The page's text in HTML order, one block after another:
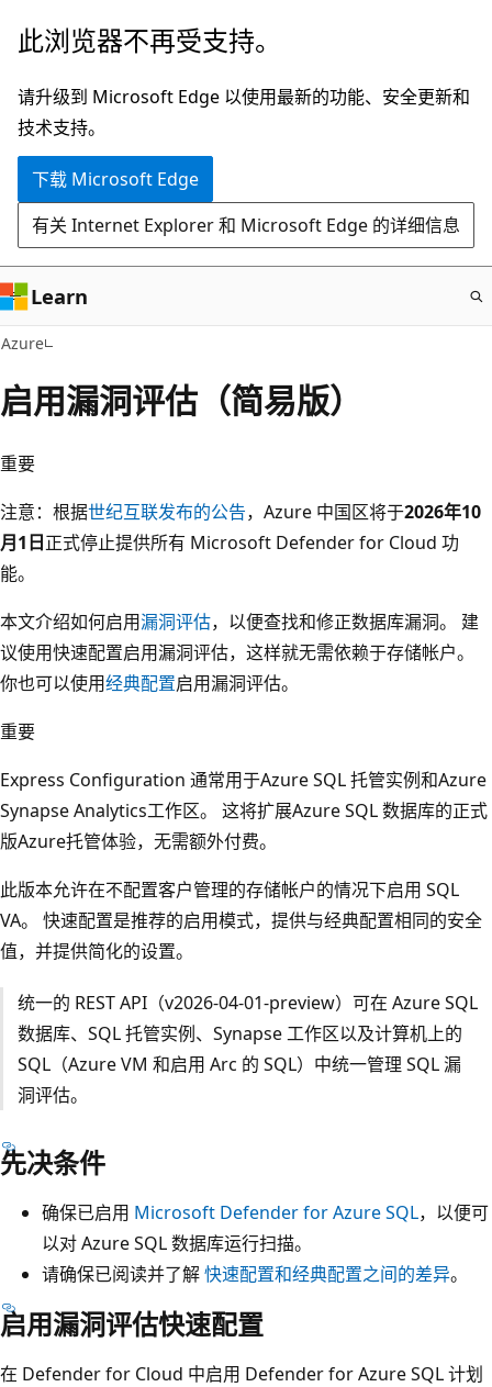
跳
主
要
内
此浏览器不再受支持。
请升级到 Microsoft Edge 以使用最新的功能、安全更新和
技术支持。
下载 Microsoft Edge
有关 Internet Explorer 和 Microsoft Edge 的详细信息
Learn
Azure
启用漏洞评估（简易版）
重要
注意：根据世纪互联发布的公告，Azure 中国区将于2026年10
月1日正式停止提供所有 Microsoft Defender for Cloud 功
能。
本文介绍如何启用漏洞评估，以便查找和修正数据库漏洞。 建
议使用快速配置启用漏洞评估，这样就无需依赖于存储帐户。
你也可以使用经典配置启用漏洞评估。
重要
Express Configuration 通常用于Azure SQL 托管实例和Azure
Synapse Analytics工作区。 这将扩展Azure SQL 数据库的正式
版Azure托管体验，无需额外付费。
此版本允许在不配置客户管理的存储帐户的情况下启用 SQL
VA。 快速配置是推荐的启用模式，提供与经典配置相同的安全
值，并提供简化的设置。
统一的 REST API（v2026-04-01-preview）可在 Azure SQL
数据库、SQL 托管实例、Synapse 工作区以及计算机上的
SQL（Azure VM 和启用 Arc 的 SQL）中统一管理 SQL 漏
洞评估。
先决条件
确保已启用 Microsoft Defender for Azure SQL，以便可
以对 Azure SQL 数据库运行扫描。
请确保已阅读并了解快速配置和经典配置之间的差异。
启用漏洞评估快速配置
在 Defender for Cloud 中启用 Defender for Azure SQL 计划